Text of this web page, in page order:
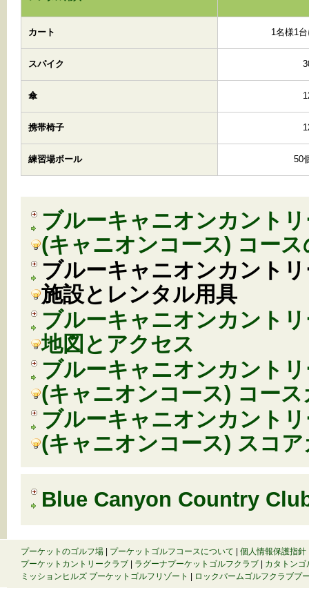
カート 1名様1
スパイク
傘
携帯椅子
練習場ボール 50
ブルーキャニオンカント
(キャニオンコース) コース
ブルーキャニオンカント
施設とレンタル用具
ブルーキャニオンカント
地図とアクセス
ブルーキャニオンカント
(キャニオンコース) コー
ブルーキャニオンカント
(キャニオンコース) スコ
Blue Canyon Country
プーケットのゴルフ場 プーケットゴルフコースについて 個人情報保護指針
プーケットカントリークラブ
ラグーナプーケットゴルフクラブ
カタトンゴ
ミッションヒルズ プーケットゴルフリゾート
ロックパームゴルフクラブプ